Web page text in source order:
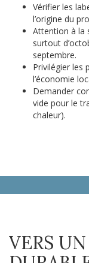
Vérifier les
l’origine du
Attention à la
surtout
septembre.
Privilégier les
l’économie
Demander
vide pour le
chaleur).
VERS